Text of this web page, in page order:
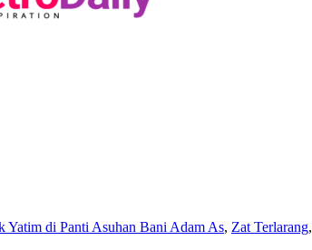
Yatim di Panti Asuhan Bani Adam As, Zat Terlarang,